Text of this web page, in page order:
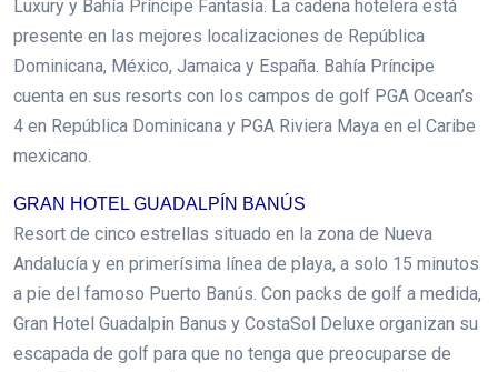
Luxury y Bahía Príncipe Fantasía. La cadena hotelera está
presente en las mejores localizaciones de República
Dominicana, México, Jamaica y España. Bahía Príncipe
cuenta en sus resorts con los campos de golf PGA Ocean’s
4 en República Dominicana y PGA Riviera Maya en el Caribe
mexicano.
GRAN HOTEL GUADALPÍN BANÚS
Resort de cinco estrellas situado en la zona de Nueva
Andalucía y en primerísima línea de playa, a solo 15 minutos
a pie del famoso Puerto Banús. Con packs de golf a medida,
Gran Hotel Guadalpin Banus y CostaSol Deluxe organizan su
escapada de golf para que no tenga que preocuparse de